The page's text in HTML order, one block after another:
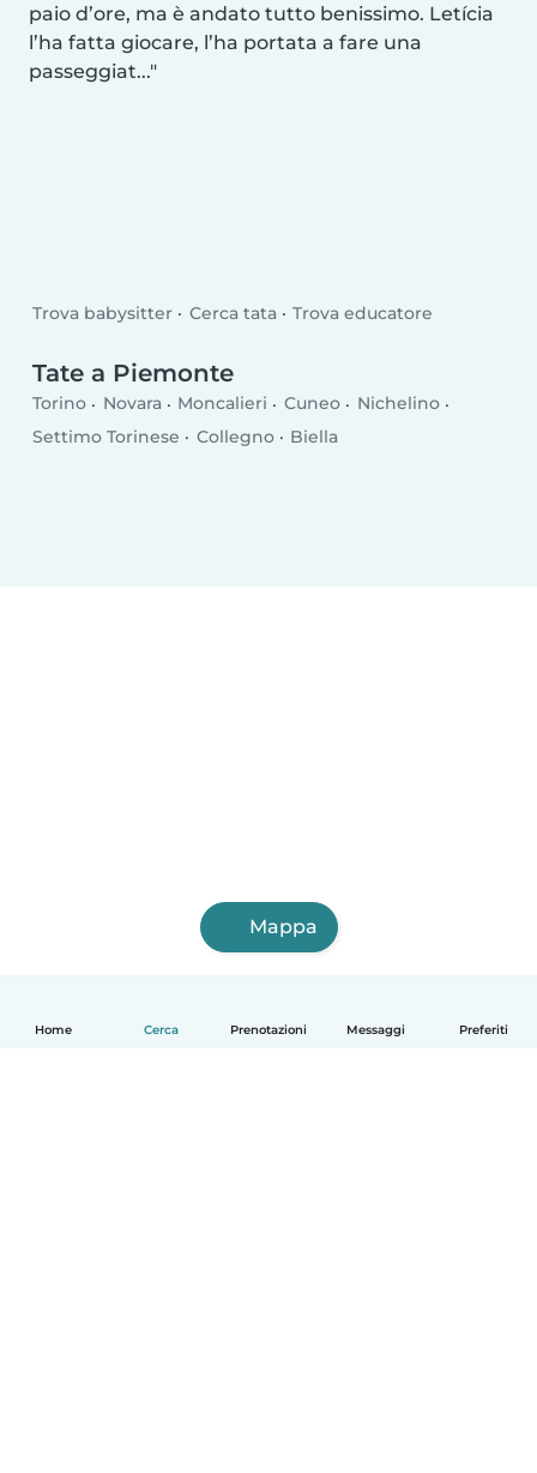
Home Cerca Prenotazioni Messaggi Preferiti
paio d’ore, ma è andato tutto benissimo. Letícia
l’ha fatta giocare, l’ha portata a fare una
passeggiat...
Trova babysitter Cerca tata Trova educatore
Tate a Piemonte
Torino Novara Moncalieri Cuneo
Nichelino
Settimo Torinese
Collegno Biella
Mappa